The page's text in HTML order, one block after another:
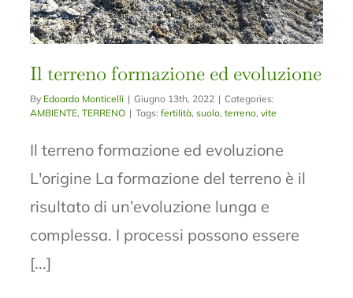
Il terreno formazione ed evoluzione
By Edoardo Monticelli | Giugno 13th, 2022 | Categories:
AMBIENTE,TERRENO | Tags:fertilità,suolo,terreno,vite
Il terreno formazione ed evoluzione
L'origine La formazione del terreno è il
risultato di un’evoluzione lunga e
complessa. I processi possono essere
[...]